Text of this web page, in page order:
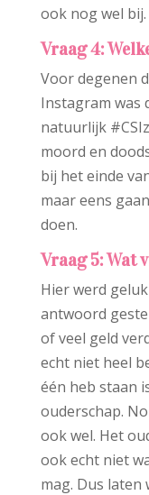
ook nog wel bij.
Vraag 4:
Voor degenen
Instagram was
natuurlijk
moord en
bij het einde
maar eens
doen.
Vraag 5: Wat
Hier werd
antwoord
of veel geld
echt niet heel
één heb staan
ouderschap.
ook wel. Het
ook echt niet
mag. Dus laten